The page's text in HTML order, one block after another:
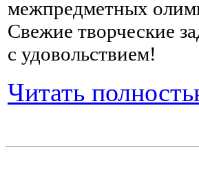
межпредметных
Свежие творческие
с удовольствием!
Читать